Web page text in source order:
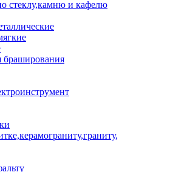
стеклу,камню и кафелю